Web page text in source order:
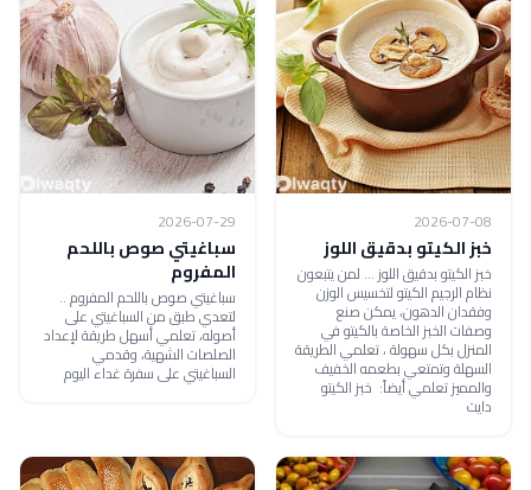
2026-07-08
خبز الكيتو بدقيق اللوز
خبز الكيتو بدقيق اللوز ... لمن يتبعون
نظام الرجيم الكيتو لتخسيس الوزن
وفقدان الدهون، يمكن صنع
وصفات الخبز الخاصة بالكيتو في
المنزل بكل سهولة ، تعلمي الطريقة
السهلة وتمتعي بطعمه الخفيف
والمميز تعلمي أيضاً: خبز الكيتو
دايت
2026-07-29
سباغيتي صوص باللحم
المفروم
سباغيتي صوص باللحم المفروم ..
لتعدي طبق من السباغيتي على
أصوله، تعلمي أسهل طريقة لإعداد
الصلصات الشهية، وقدمي
السباغيتي على سفرة غداء اليوم